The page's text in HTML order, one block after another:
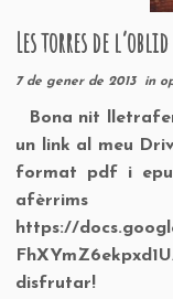
Les torres de
7 de gener de 2013in
Bona nit
un link al meu
format pdf i
https://
disfrutar!